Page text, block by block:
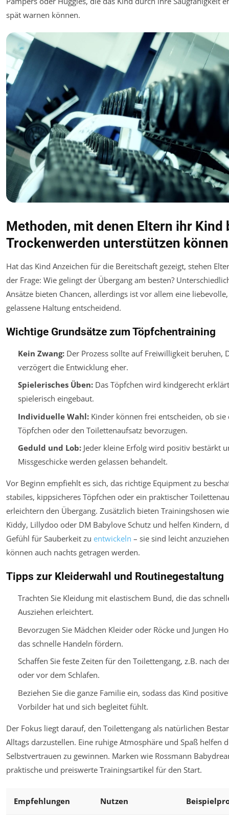
spät warnen können.
Methoden, mit denen Eltern ihr Kind
Trockenwerden unterstützen können
Hat das Kind Anzeichen für die Bereitschaft gezeigt, stehen
der Frage: Wie gelingt der Übergang am besten?
Ansätze bieten Chancen, allerdings ist vor allem eine liebevolle,
gelassene Haltung entscheidend.
Wichtige Grundsätze zum Töpfchentraining
Kein Zwang:Der Prozess sollte auf Freiwilligkeit beruhen,
verzögert die Entwicklung eher.
Spielerisches Üben:Das Töpfchen wird kindgerecht
spielerisch eingebaut.
Individuelle Wahl:Kinder können frei entscheiden, ob sie
Töpfchen oder den Toilettenaufsatz bevorzugen.
Geduld und Lob:Jeder kleine Erfolg wird positiv bestärkt
Missgeschicke werden gelassen behandelt.
Vor Beginn empfiehlt es sich, das richtige Equipment zu
stabiles, kippsicheres Töpfchen oder ein praktischer
erleichtern den Übergang. Zusätzlich bieten Trainingshosen
Kiddy, Lillydoo oder DM Babylove Schutz und helfen Kindern,
Gefühl für Sauberkeit zu entwickeln – sie sind leicht
können auch nachts getragen werden.
Tipps zur Kleiderwahl und Routinegestaltung
Trachten Sie Kleidung mit elastischem Bund, die das
Ausziehen erleichtert.
Bevorzugen Sie Mädchen Kleider oder Röcke und Jungen
das schnelle Handeln fördern.
Schaffen Sie feste Zeiten für den Toilettengang, z.B. nach
oder vor dem Schlafen.
Beziehen Sie die ganze Familie ein, sodass das Kind positive
Vorbilder hat und sich begleitet fühlt.
Der Fokus liegt darauf, den Toilettengang als natürlichen
Alltags darzustellen. Eine ruhige Atmosphäre und Spaß helfen
Selbstvertrauen zu gewinnen. Marken wie Rossmann
praktische und preiswerte Trainingsartikel für den Start.
Empfehlungen Nutzen